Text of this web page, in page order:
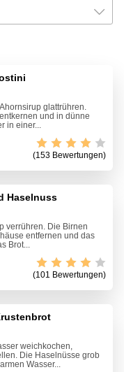
glattrühren.
und in dünne
in einer...
(153 Bewertungen)
Haselnuss
verrühren. Die Birnen
entfernen und das
Brot...
(101 Bewertungen)
weichkochen,
Die Haselnüsse grob
Wasser...